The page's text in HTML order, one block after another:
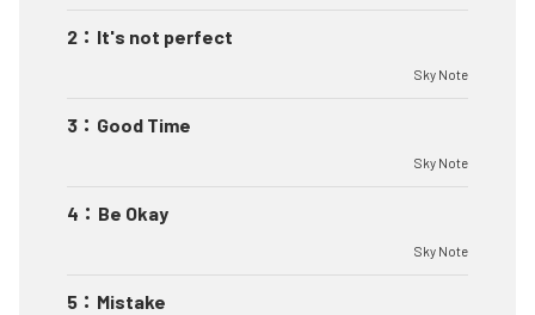
2 ： It's not perfect
Sky Note
3 ： Good Time
Sky Note
4 ： Be Okay
Sky Note
5 ： Mistake